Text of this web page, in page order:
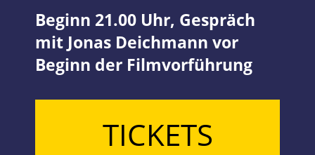
Beginn 21.00 Uhr, Gespräch
mit Jonas Deichmann vor
Beginn der Filmvorführung
TICKETS